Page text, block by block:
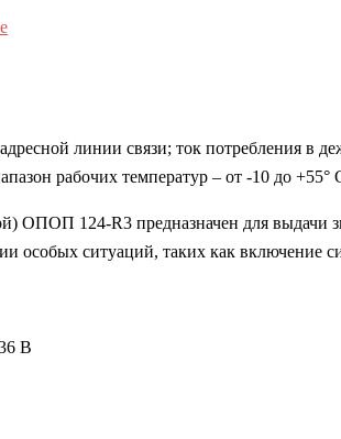
линии связи; ток потребления в
рабочих температур – от -10 до
ОПОП 124-R3 предназначен для выдачи
ситуаций, таких как включение
В